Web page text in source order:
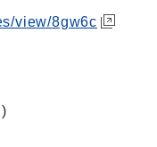
view/8gw6c